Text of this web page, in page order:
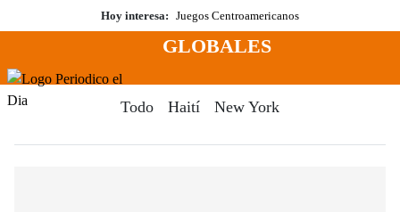
al
Hoy interesa: Juegos Centroamericanos
Menú
GLOBALES
Todo Haití New York